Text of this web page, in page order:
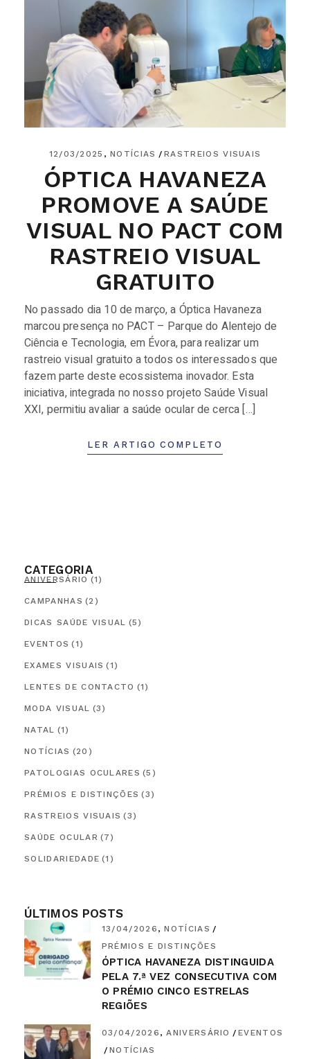
12/03/2025 NOTÍCIAS RASTREIOS VISUAIS
ÓPTICA HAVANEZA
PROMOVE A SAÚDE
VISUAL NO PACT COM
RASTREIO VISUAL
GRATUITO
No passado dia 10 de março, a Óptica Havaneza
marcou presença no PACT – Parque do Alentejo de
Ciência e Tecnologia, em Évora, para realizar um
rastreio visual gratuito a todos os interessados que
fazem parte deste ecossistema inovador. Esta
iniciativa, integrada no nosso projeto Saúde Visual
XXI, permitiu avaliar a saúde ocular de cerca […]
LER ARTIGO COMPLETO
CATEGORIA
ANIVERSÁRIO (1)
CAMPANHAS (2)
DICAS SAÚDE VISUAL (5)
EVENTOS (1)
EXAMES VISUAIS (1)
LENTES DE CONTACTO (1)
MODA VISUAL (3)
NATAL (1)
NOTÍCIAS (20)
PATOLOGIAS OCULARES (5)
PRÉMIOS E DISTINÇÕES (3)
RASTREIOS VISUAIS (3)
SAÚDE OCULAR (7)
SOLIDARIEDADE (1)
ÚLTIMOS POSTS
13/04/2026
NOTÍCIAS
PRÉMIOS E DISTINÇÕES
ÓPTICA HAVANEZA DISTINGUIDA
PELA 7.ª VEZ CONSECUTIVA COM
O PRÉMIO CINCO ESTRELAS
REGIÕES
03/04/2026 ANIVERSÁRIO
EVENTOS
NOTÍCIAS